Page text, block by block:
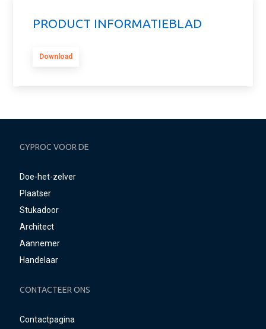
PRODUCT INFORMATIEBLAD
Download
GYPROC VOOR DE
Doe-het-zelver
Plaatser
Stukadoor
Architect
Aannemer
Handelaar
CONTACTEER ONS
Contactpagina